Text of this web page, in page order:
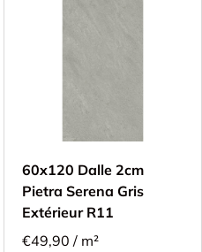
60x120 Dalle 2cm
Pietra Serena Gris
Extérieur R11
€49,90 / m²